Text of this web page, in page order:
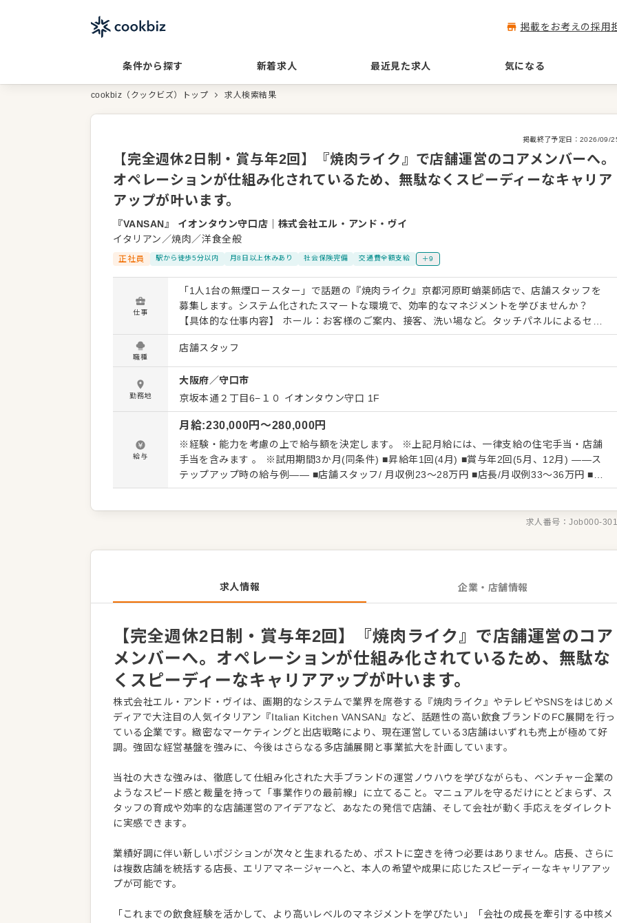
掲載をお考えの採用
条件から探す 新着求人 最近見た求人 気になる
cookbiz（クックビズ）トップ 求人検索結果
掲載終了予定日： 2026/09/
【完全週休2日制・賞与年2回】『焼肉ライク』で店舗運営のコアメンバーへ。
オペレーションが仕組み化されているため、無駄なくスピーディーなキャリア
アップが叶います。
『VANSAN』 イオンタウン守口店
株式会社エル・アンド・ヴイ
イタリアン／焼肉／洋食全般
正社員 駅から徒歩5分以内 月8日以上休みあり 社会保険完備 交通費全額支給 ＋9
仕事
「1人1台の無煙ロースター」で話題の『焼肉ライク』京都河原町蛸薬師店で、店舗スタッフを
募集します。システム化されたスマートな環境で、効率的なマネジメントを学びませんか？
【具体的な仕事内容】 ホール：お客様のご案内、接客、洗い場など。タッチパネルによるセル
フオーダー制のため注文伺いの負担がなく、フロア全体の目配りに集中できます。 キッチン：
お肉の準備、盛り付け、サイドメニューの作成。お肉はスライス済みで、タレをかけるだけの
シンプルな工程です。複雑な調理は一切ありません。 店舗マネジメント：現場に慣れた後、売
上・在庫管理、発注、アルバイトの採用・教育、シフト作成などを段階的にお任せします。 ■
効率的なシステムだからこそ、店舗運営に注力できる お客様自身でお肉を焼くスタイルであ
り、調理やサービスの工程が徹底して仕組み化されています。現場業務の負担が少ない分、早
期からオペレーションの改善や管理体制の強化といった「一歩進んだ店舗マネジメント」に注
力できるのが魅力です。 入社後は座学と店舗実践を組み合わせた研修をご用意。1〜2ヶ月で基
本業務を習得可能です。月9日休み・賞与年2回と、安心して長く上を目指せる環境で、店長や
マネージャーへの早期ステップアップを目指しませんか？
職種
店舗スタッフ
勤務地
大阪府／守口市
京坂本通２丁目6−１０ イオンタウン守口 1F
給与
月給:230,000円〜280,000円
※経験・能力を考慮の上で給与額を決定します。 ※上記月給には、一律支給の住宅手当・店舗
手当を含みます 。 ※試用期間3か月(同条件) ■昇給年1回(4月) ■賞与年2回(5月、12月) ――ス
テップアップ時の給与例―― ■店舗スタッフ/ 月収例23～28万円 ■店長/月収例33～36万円 ■統
括店長/月収例38万円～ 【年収例】 年収520万円(店長職/経験12年) 年収420万円 (店長職/経験3
求人番号：Job000-
求人情報 企業・店舗情報
【完全週休2日制・賞与年2回】『焼肉ライク』で店舗運営のコア
メンバーへ。オペレーションが仕組み化されているため、無駄な
くスピーディーなキャリアアップが叶います。
株式会社エル・アンド・ヴイは、画期的なシステムで業界を席巻する『焼肉ライク』やテレビやSNSをはじめメ
ディアで大注目の人気イタリアン『Italian Kitchen VANSAN』など、話題性の高い飲食ブランドのFC展開を行っ
ている企業です。緻密なマーケティングと出店戦略により、現在運営している3店舗はいずれも売上が極めて好
調。強固な経営基盤を強みに、今後はさらなる多店舗展開と事業拡大を計画しています。
当社の大きな強みは、徹底して仕組み化された大手ブランドの運営ノウハウを学びながらも、ベンチャー企業の
ようなスピード感と裁量を持って「事業作りの最前線」に立てること。マニュアルを守るだけにとどまらず、ス
タッフの育成や効率的な店舗運営のアイデアなど、あなたの発信で店舗、そして会社が動く手応えをダイレクト
に実感できます。
業績好調に伴い新しいポジションが次々と生まれるため、ポストに空きを待つ必要はありません。店長、さらに
は複数店舗を統括する店長、エリアマネージャーへと、本人の希望や成果に応じたスピーディーなキャリアアッ
プが可能です。
「これまでの飲食経験を活かして、より高いレベルのマネジメントを学びたい」「会社の成長を牽引する中核メ